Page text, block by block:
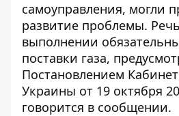
самоуправления, могли
развитие проблемы.
выполнении
поставки газа,
Постановлением
Украины от 19 октября
говорится в сообщении.